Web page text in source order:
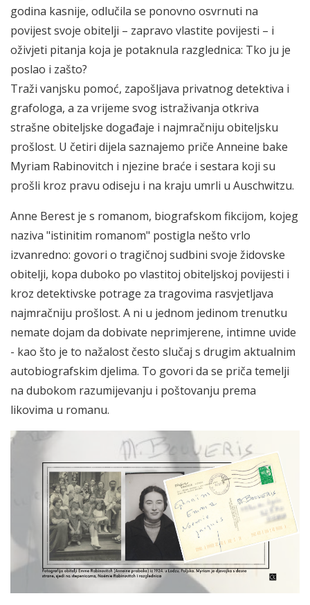
godina kasnije, odlučila se ponovno osvrnuti na
povijest svoje obitelji – zapravo vlastite povijesti – i
oživjeti pitanja koja je potaknula razglednica: Tko ju je
poslao i zašto?
Traži vanjsku pomoć, zapošljava privatnog detektiva i
grafologa, a za vrijeme svog istraživanja otkriva
strašne obiteljske događaje i najmračniju obiteljsku
prošlost. U četiri dijela saznajemo priče Anneine bake
Myriam Rabinovitch i njezine braće i sestara koji su
prošli kroz pravu odiseju i na kraju umrli u Auschwitzu.
Anne Berest je s romanom, biografskom fikcijom, kojeg
naziva "istinitim romanom" postigla nešto vrlo
izvanredno: govori o tragičnoj sudbini svoje židovske
obitelji, kopa duboko po vlastitoj obiteljskoj povijesti i
kroz detektivske potrage za tragovima rasvjetljava
najmračniju prošlost. A ni u jednom jedinom trenutku
nemate dojam da dobivate neprimjerene, intimne uvide
- kao što je to nažalost često slučaj s drugim aktualnim
autobiografskim djelima. To govori da se priča temelji
na dubokom razumijevanju i poštovanju prema
likovima u romanu.